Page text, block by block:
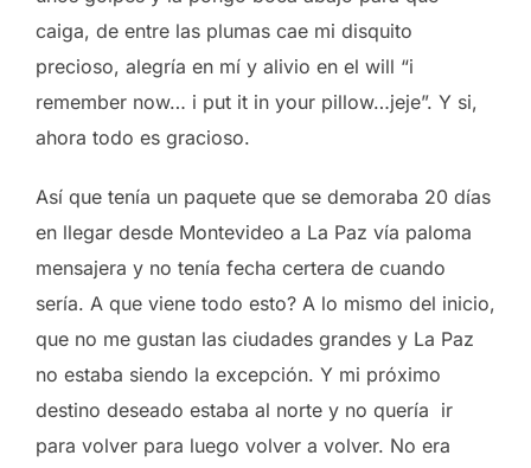
caiga, de entre las plumas cae mi disquito
precioso, alegría en mí y alivio en el will “i
remember now… i put it in your pillow…jeje”. Y si,
ahora todo es gracioso.
Así que tenía un paquete que se demoraba 20 días
en llegar desde Montevideo a La Paz vía paloma
mensajera y no tenía fecha certera de cuando
sería. A que viene todo esto? A lo mismo del inicio,
que no me gustan las ciudades grandes y La Paz
no estaba siendo la excepción. Y mi próximo
destino deseado estaba al norte y no quería ir
para volver para luego volver a volver. No era